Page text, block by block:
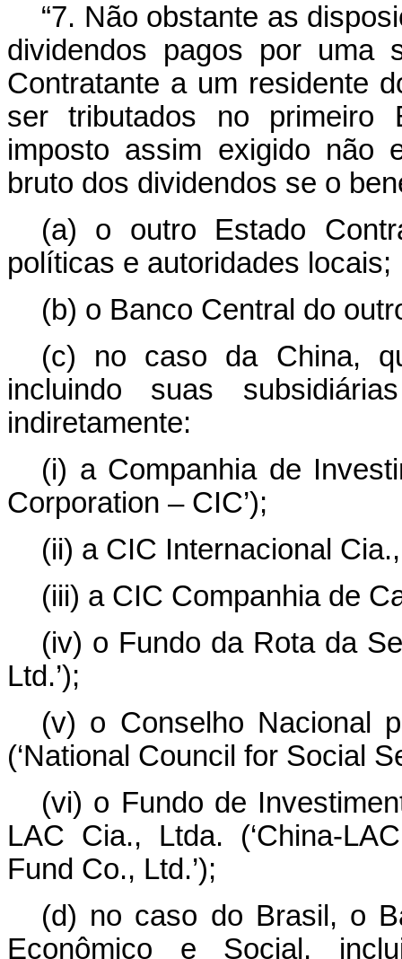
“7. Não obstante as
dividendos pagos por uma
Contratante a um residente
ser tributados no primeiro
imposto assim exigido não
bruto dos dividendos se o
(a) o outro Estado
políticas e autoridades locais;
(b) o Banco Central do
(c) no caso da China,
incluindo suas
indiretamente:
(i) a Companhia de
Corporation – CIC’);
(ii) a CIC Internacional
(iii) a CIC Companhia de
(iv) o Fundo da Rota da
Ltd.’);
(v) o Conselho Nacional
(‘National Council for Social
(vi) o Fundo de
LAC Cia., Ltda. (‘China-
Fund Co., Ltd.’);
(d) no caso do Brasil, o
Econômico e Social,